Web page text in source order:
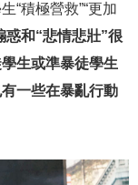
“積極營救”“更加
惑和“悲情悲壯”很
生或準暴徒學生
一些在暴亂行動